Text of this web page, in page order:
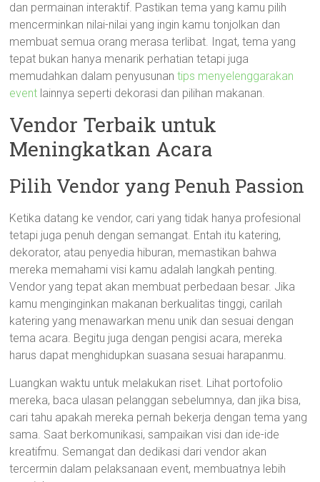
dan permainan interaktif. Pastikan tema yang kamu pilih
mencerminkan nilai-nilai yang ingin kamu tonjolkan dan
membuat semua orang merasa terlibat. Ingat, tema yang
tepat bukan hanya menarik perhatian tetapi juga
memudahkan dalam penyusunantips menyelenggarakan
event lainnya seperti dekorasi dan pilihan makanan.
Vendor Terbaik untuk
Meningkatkan Acara
Pilih Vendor yang Penuh Passion
Ketika datang ke vendor, cari yang tidak hanya profesional
tetapi juga penuh dengan semangat. Entah itu katering,
dekorator, atau penyedia hiburan, memastikan bahwa
mereka memahami visi kamu adalah langkah penting.
Vendor yang tepat akan membuat perbedaan besar. Jika
kamu menginginkan makanan berkualitas tinggi, carilah
katering yang menawarkan menu unik dan sesuai dengan
tema acara. Begitu juga dengan pengisi acara, mereka
harus dapat menghidupkan suasana sesuai harapanmu.
Luangkan waktu untuk melakukan riset. Lihat portofolio
mereka, baca ulasan pelanggan sebelumnya, dan jika bisa,
cari tahu apakah mereka pernah bekerja dengan tema yang
sama. Saat berkomunikasi, sampaikan visi dan ide-ide
kreatifmu. Semangat dan dedikasi dari vendor akan
tercermin dalam pelaksanaan event, membuatnya lebih